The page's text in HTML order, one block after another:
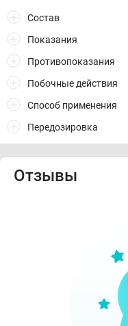
Состав
Показания
Противопоказания
Побочные действия
Способ применения
Передозировка
Отзывы